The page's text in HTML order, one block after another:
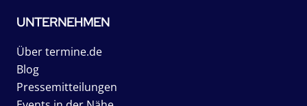
UNTERNEHMEN
Über termine.de
Blog
Pressemitteilungen